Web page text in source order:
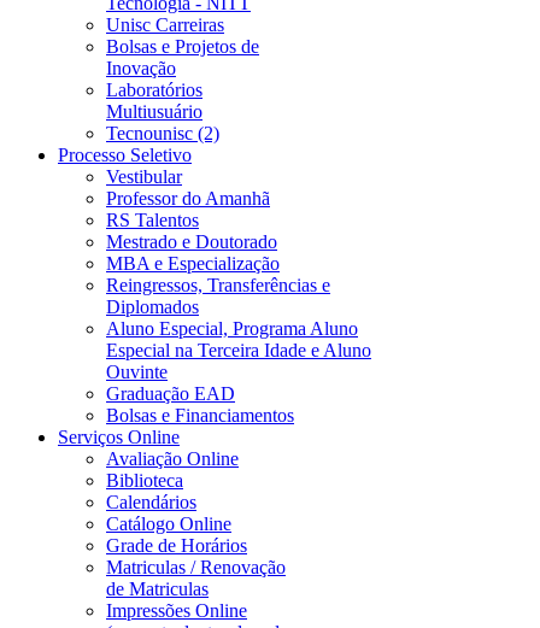
Unisc Carreiras
Bolsas e Projetos de
Inovação
Laboratórios
Multiusuário
Tecnounisc (2)
Processo Seletivo
Vestibular
Professor do Amanhã
RS Talentos
Mestrado e Doutorado
MBA e Especialização
Reingressos, Transferências e
Diplomados
Aluno Especial, Programa Aluno
Especial na Terceira Idade e Aluno
Ouvinte
Graduação EAD
Bolsas e Financiamentos
Serviços Online
Avaliação Online
Biblioteca
Calendários
Catálogo Online
Grade de Horários
Matriculas / Renovação
de Matriculas
Impressões Online